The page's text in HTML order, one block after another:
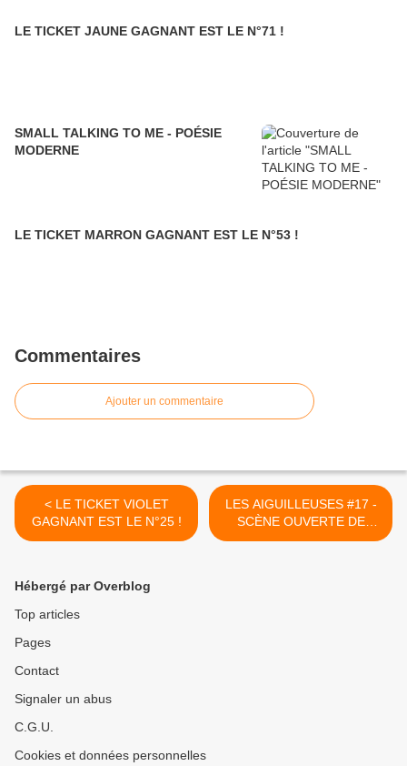
LE TICKET JAUNE GAGNANT EST LE N°71 !
SMALL TALKING TO ME - POÉSIE
MODERNE
LE TICKET MARRON GAGNANT EST LE N°53 !
Commentaires
Ajouter un commentaire
< LE TICKET VIOLET
GAGNANT EST LE N°25 !
LES AIGUILLEUSES #17 -
SCÈNE OUVERTE DE
POÉSIE FÉMININE -
Hébergé par Overblog
Top articles
Pages
Contact
Signaler un abus
C.G.U.
Cookies et données personnelles